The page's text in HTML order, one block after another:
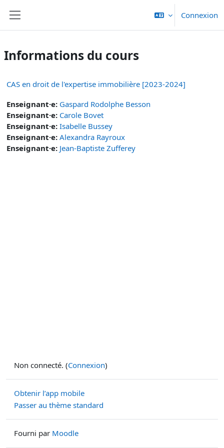
Connexion
Informations du cours
CAS en droit de l'expertise immobilière [2023-2024]
Enseignant·e: Gaspard Rodolphe Besson
Enseignant·e: Carole Bovet
Enseignant·e: Isabelle Bussey
Enseignant·e: Alexandra Rayroux
Enseignant·e: Jean-Baptiste Zufferey
Non connecté. (Connexion)
Obtenir l’app mobile
Passer au thème standard
Fourni par Moodle